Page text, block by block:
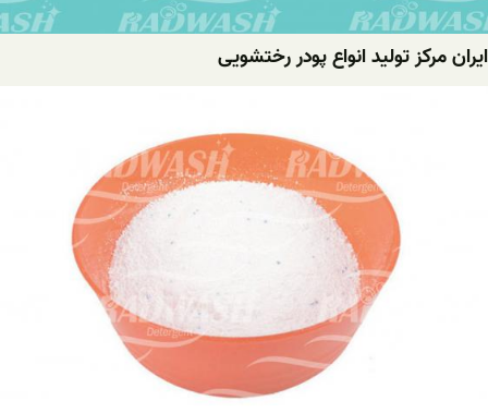
ایران مرکز تولید انواع پودر رختشویی